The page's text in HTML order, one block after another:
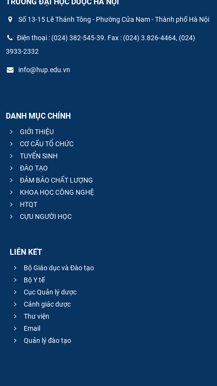
TRƯỜNG ĐẠI HỌC DƯỢC HÀ NỘI
Số 13-15 Lê Thánh Tông - Phường Cửa Nam - Thành phố Hà Nội
Điện thoại : (024) 382-545-39. Fax : (024) 3.826-4464, (024)
3933-2332
info@hup.edu.vn
DANH MỤC CHÍNH
GIỚI THIỆU
CƠ CẤU TỔ CHỨC
TUYỂN SINH
ĐÀO TẠO
ĐẢM BẢO CHẤT LƯỢNG
KHOA HỌC CÔNG NGHỆ
HTQT
CỰU NGƯỜI HỌC
LIÊN KẾT
Bộ Giáo dục và Đào tạo
Bộ Y tế
Cục Quản lý dược
Cảnh giác dược
Thư viện
Email
Quản lý đào tạo